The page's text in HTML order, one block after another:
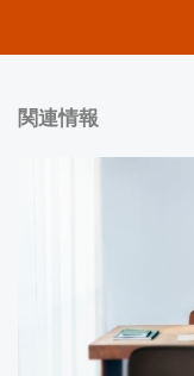
関連情報